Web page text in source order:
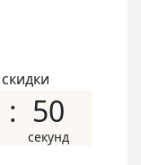
49